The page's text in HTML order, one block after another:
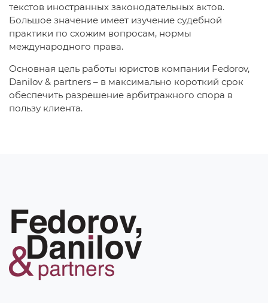
текстов иностранных законодательных актов.
Большое значение имеет изучение судебной
практики по схожим вопросам, нормы
международного права.
Основная цель работы юристов компании Fedorov,
Danilov & partners – в максимально короткий срок
обеспечить разрешение арбитражного спора в
пользу клиента.